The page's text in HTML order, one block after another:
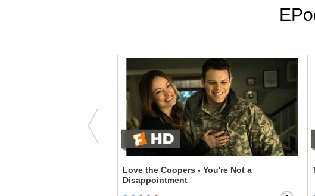
Love the Coopers - You're Not a
Disappointment